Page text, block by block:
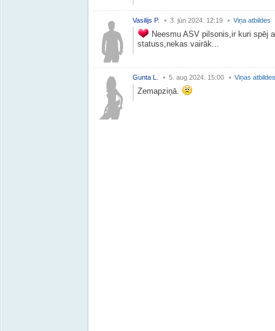
Vasilijs P. 3. jūn 2024. 12:19 Viņa atbildes
Neesmu ASV pilsonis,ir kuri spēj
statuss,nekas vairāk...
Gunta L. 5. aug 2024. 15:00 Viņas atbildes
Zemapziņā.